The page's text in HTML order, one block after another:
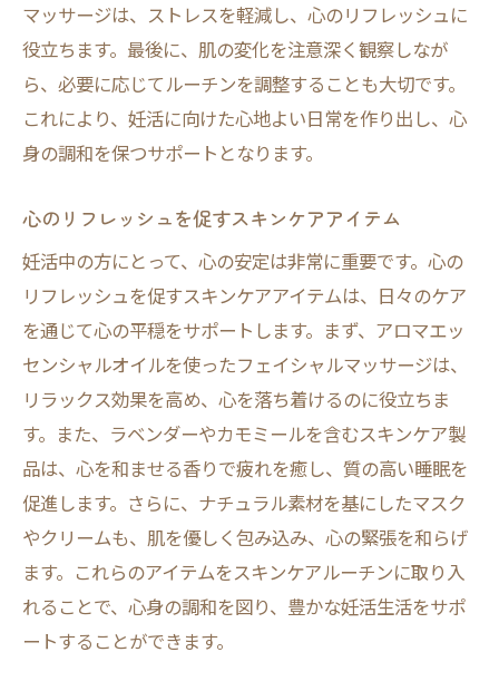
マッサージは、ストレスを軽減し、心のリフレッシュに
役立ちます。最後に、肌の変化を注意深く観察しなが
ら、必要に応じてルーチンを調整することも大切です。
これにより、妊活に向けた心地よい日常を作り出し、心
身の調和を保つサポートとなります。
心のリフレッシュを促すスキンケアアイテム
妊活中の方にとって、心の安定は非常に重要です。心の
リフレッシュを促すスキンケアアイテムは、日々のケア
を通じて心の平穏をサポートします。まず、アロマエッ
センシャルオイルを使ったフェイシャルマッサージは、
リラックス効果を高め、心を落ち着けるのに役立ちま
す。また、ラベンダーやカモミールを含むスキンケア製
品は、心を和ませる香りで疲れを癒し、質の高い睡眠を
促進します。さらに、ナチュラル素材を基にしたマスク
やクリームも、肌を優しく包み込み、心の緊張を和らげ
ます。これらのアイテムをスキンケアルーチンに取り入
れることで、心身の調和を図り、豊かな妊活生活をサポ
ートすることができます。